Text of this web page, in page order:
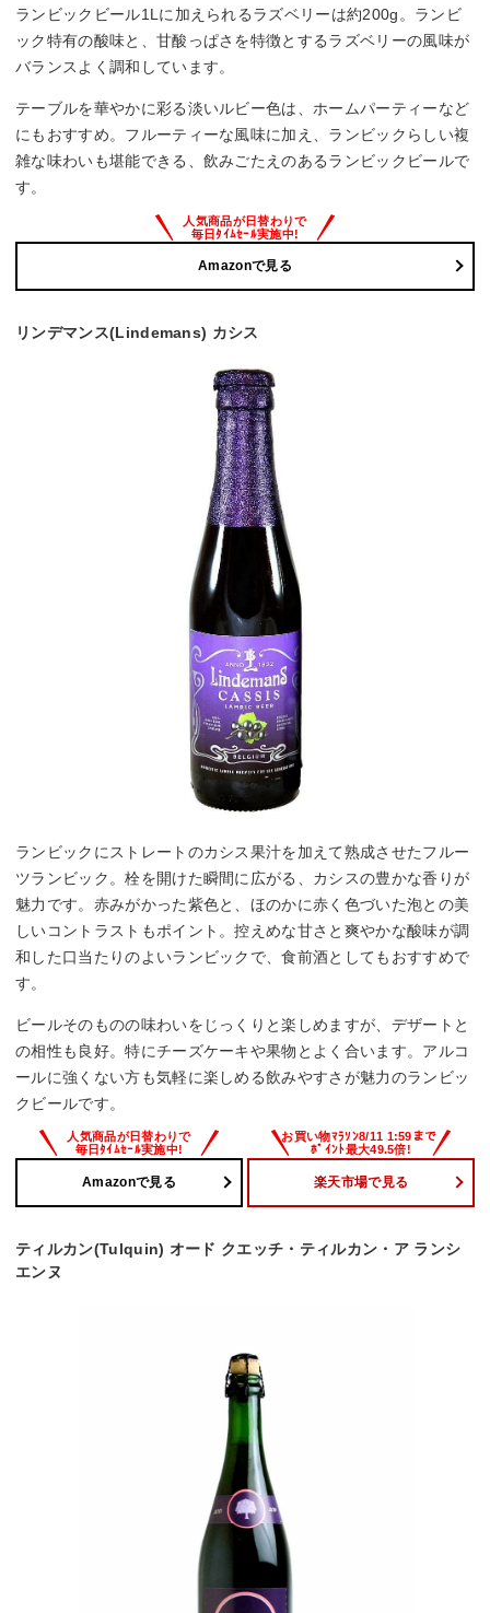
ランビックビール1Lに加えられるラズベリーは約200g。ランビ
ック特有の酸味と、甘酸っぱさを特徴とするラズベリーの風味が
バランスよく調和しています。
テーブルを華やかに彩る淡いルビー色は、ホームパーティーなど
にもおすすめ。フルーティーな風味に加え、ランビックらしい複
雑な味わいも堪能できる、飲みごたえのあるランビックビールで
す。
Amazonで見る
リンデマンス(Lindemans) カシス
ランビックにストレートのカシス果汁を加えて熟成させたフルー
ツランビック。栓を開けた瞬間に広がる、カシスの豊かな香りが
魅力です。赤みがかった紫色と、ほのかに赤く色づいた泡との美
しいコントラストもポイント。控えめな甘さと爽やかな酸味が調
和した口当たりのよいランビックで、食前酒としてもおすすめで
す。
ビールそのものの味わいをじっくりと楽しめますが、デザートと
の相性も良好。特にチーズケーキや果物とよく合います。アルコ
ールに強くない方も気軽に楽しめる飲みやすさが魅力のランビッ
クビールです。
Amazonで見る 楽天市場で見る
ティルカン(Tulquin) オード クエッチ・ティルカン・ア ランシ
エンヌ